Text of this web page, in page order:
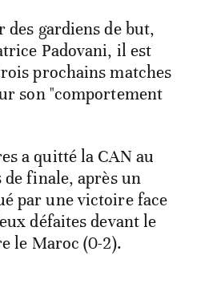
gardiens de but,
Padovani, il est
prochains matches
son "comportement
a quitté la CAN au
de finale, après un
par une victoire face
défaites devant le
le Maroc (0-2).